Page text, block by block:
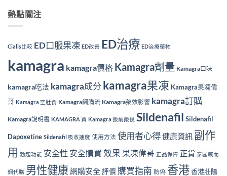
熱點關注
Cialis比較 ED口服果凍 ED改善 ED治療 ED治療藥物
kamagra kamagra價格 Kamagra劑量 Kamagra口味
kamagra吃法 kamagra成分 kamagra果凍 Kamagra果凍偉
哥 Kamagra 空肚食 Kamagra網購流 Kamagra藥效影響 kamagra訂購
Kamagra說明書 KAMAGRA 買 Kamagra 飯前飯後 Sildenafil Sildenafil
Dapoxetine Sildenafil 吸收速度 使用方法 使用者心得健康資訊 副作
用 勃起功能 安全性 安全購買 效果 果凍偉哥 正品保障 正貨 泰國威而
鋼代購 男性健康網購安全評價 購買指南 防偽 香港香港壯陽